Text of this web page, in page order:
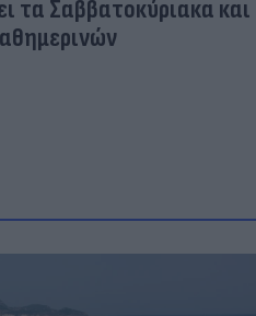
τα Σαββατοκύριακα και